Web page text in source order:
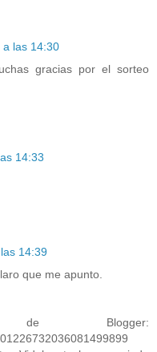
las 14:30
gracias por el sorteo
14:33
14:39
que me apunto.
Blogger: